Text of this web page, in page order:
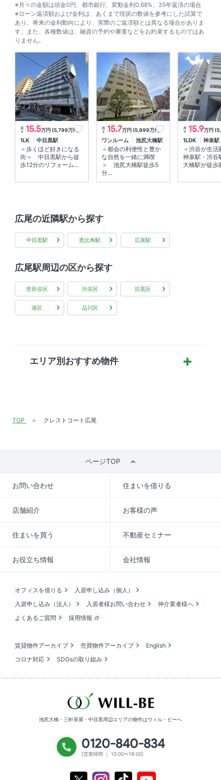
※月々の金額は頭金0円、都市銀行、変動金利0.68%、35年返済の場合
※ローン返済額および金利は、あくまで現状の数値を参考にした試算で
あり、将来の金利動向により、実際のご返済額とは異なる場合がありま
す。また、各種数値は、融資の予約や審査などをお約束するものではあ
りません。
月
々 15.5万円 (5,799万円)
1LK 中目黒駅
＜歩くほど好きになる
街＞ 中目黒駅から徒
歩12分のリフォーム...
月
々 15.7万円 (5,899万円)
ワンルーム 池尻大橋駅
＜都会の利便性と豊か
な自然を一緒に満喫
＞ 池尻大橋駅徒歩5
分...
月
々 15.9万円
1LDK 神泉駅
＜渋谷が生
神泉駅・渋谷
大橋駅が徒歩
広尾の近隣駅から探す
中目黒駅 恵比寿駅 広尾駅
広尾駅周辺の区から探す
世田谷区 渋谷区 目黒区
港区 品川区
エリア別おすすめ物件
TOP クレストコート広尾
ページTOP
お問い合わせ 住まいを借りる
店舗紹介 お客様の声
住まいを買う 不動産セミナー
お役立ち情報 会社情報
オフィスを借りる
入居申し込み（個人）
入居申し込み（法人）
入居者様お問い合わせ
仲介業者様へ
よくあるご質問
採用情報
賃貸物件アーカイブ 売買物件アーカイブ
English
コロナ対応
SDGsの取り組み
池尻大橋・三軒茶屋・中目黒周辺エリアの物件はウィル・ビーへ
0120-840-834
[営業時間 ｜ 10:00〜18:00]
Instagram Tiktok